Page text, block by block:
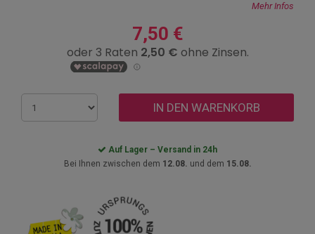
Mehr Infos
7,50 €
IN DEN WARENKORB
Auf Lager – Versand in 24h
Bei Ihnen zwischen dem 12.08. und dem 15.08.